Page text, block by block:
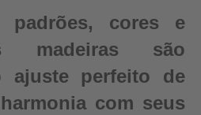
padrões, cores e
madeiras são
ajuste perfeito de
com seus